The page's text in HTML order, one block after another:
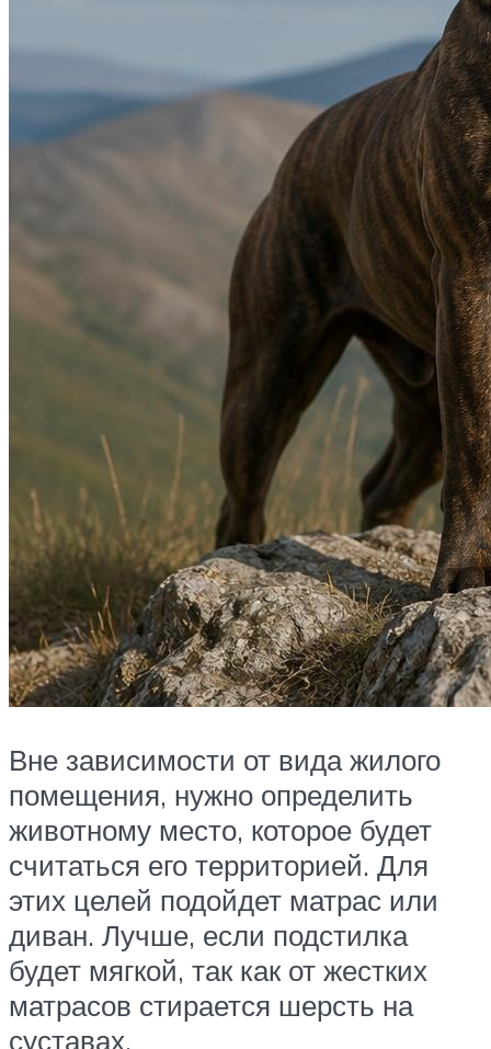
Вне зависимости от вида жилого
помещения, нужно определить
животному место, которое будет
считаться его территорией. Для
этих целей подойдет матрас или
диван. Лучше, если подстилка
будет мягкой, так как от жестких
матрасов стирается шерсть на
суставах.